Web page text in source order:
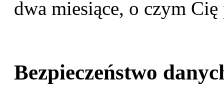
dwa miesiące, o czym
Bezpieczeństwo